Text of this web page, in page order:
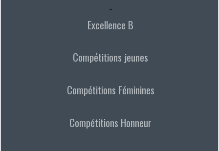
-
Excellence B
Compétitions jeunes
Compétitions Féminines
Compétitions Honneur